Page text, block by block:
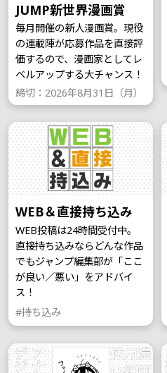
JUMP新世界漫画賞
毎月開催の新人漫画賞。現役
の連載陣が応募作品を直接評
価するので、漫画家としてレ
ベルアップする大チャンス！
締切：2026年8月31日（月）
WEB＆直接持ち込み
WEB投稿は24時間受付中。
直接持ち込みならどんな作品
でもジャンプ編集部が「ここ
が良い／悪い」をアドバイ
ス！
#持ち込み